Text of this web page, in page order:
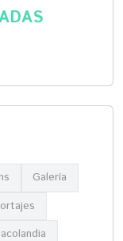
Galería